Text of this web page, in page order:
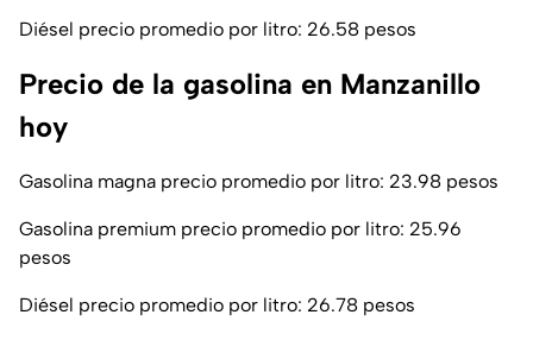
Diésel precio promedio por litro: 26.58 pesos
Precio de la gasolina en Manzanillo
hoy
Gasolina magna precio promedio por litro: 23.98 pesos
Gasolina premium precio promedio por litro: 25.96
pesos
Diésel precio promedio por litro: 26.78 pesos